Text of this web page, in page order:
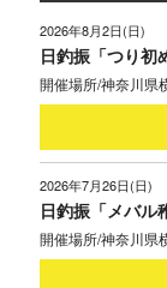
2026年8月2日(日)
日釣振「つり初
神奈川県
2026年7月26日(日)
日釣振「メバル
神奈川県